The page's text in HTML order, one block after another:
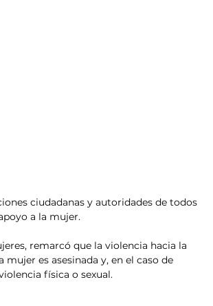
ciudadanas y autoridades de todos
a la mujer.
remarcó que la violencia hacia la
es asesinada y, en el caso de
física o sexual.